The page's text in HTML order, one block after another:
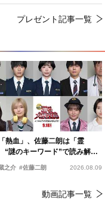
熱血」、佐藤二朗は「霊
謎のキーワード”で読み解く
捜査線 N.E.W.』新メンバー
之介 #佐藤二朗 2026.08.09
動画記事一覧
プレゼント記事一覧